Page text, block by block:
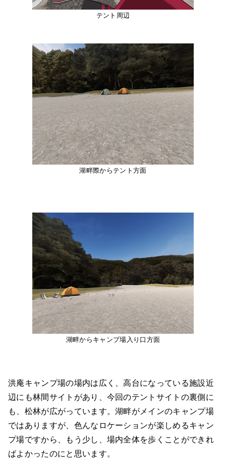
テント周辺
湖畔際からテント方面
湖畔からキャンプ場入り口方面
洪庵キャンプ場の場内は広く、高台になっている施設近
辺にも林間サイトがあり、今回のテントサイトの裏側に
も、松林が広がっています。湖畔がメインのキャンプ場
ではありますが、色んなロケーションが楽しめるキャン
プ場ですから、もう少し、場内全体を歩くことができれ
ばよかったのにと思います。